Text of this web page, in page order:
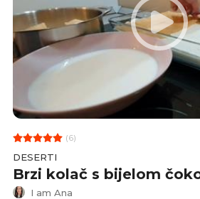
(6)
DESERTI
Brzi kolač s bijelom
I am Ana